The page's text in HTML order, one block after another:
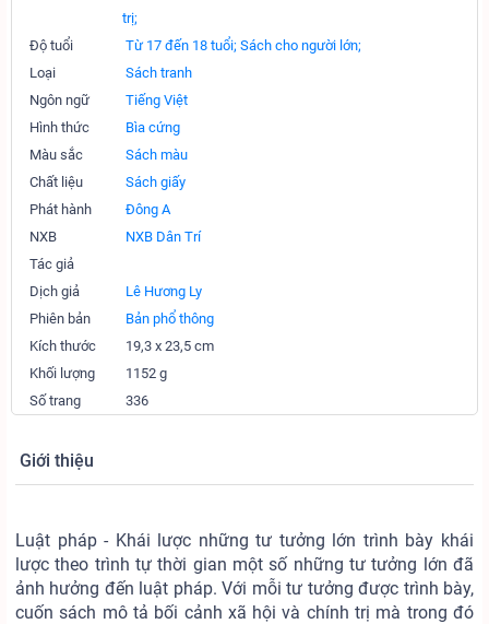
trị;
Độ tuổi
Từ 17 đến 18 tuổi; Sách cho người lớn;
Loại
Sách tranh
Ngôn ngữ
Tiếng Việt
Hình thức
Bìa cứng
Màu sắc
Sách màu
Chất liệu
Sách giấy
Phát hành
Đông A
NXB
NXB Dân Trí
Tác giả
Dịch giả
Lê Hương Ly
Phiên bản
Bản phổ thông
Kích thước
19,3 x 23,5 cm
Khối lượng
1152 g
Số trang
336
Giới thiệu
Luật pháp - Khái lược những tư tưởng lớn trình bày khái
lược theo trình tự thời gian một số những tư tưởng lớn đã
ảnh hưởng đến luật pháp. Với mỗi tư tưởng được trình bày,
cuốn sách mô tả bối cảnh xã hội và chính trị mà trong đó